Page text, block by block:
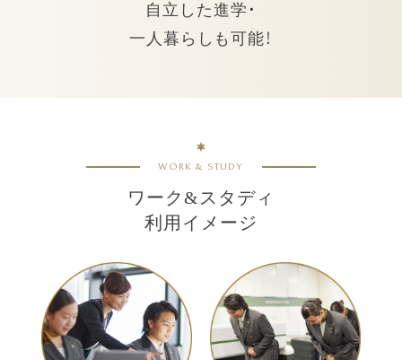
自立した進学・
一人暮らしも可能！
WORK & STUDY
ワーク&スタディ
利用イメージ